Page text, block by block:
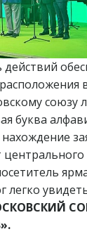
союзу
буква
легко